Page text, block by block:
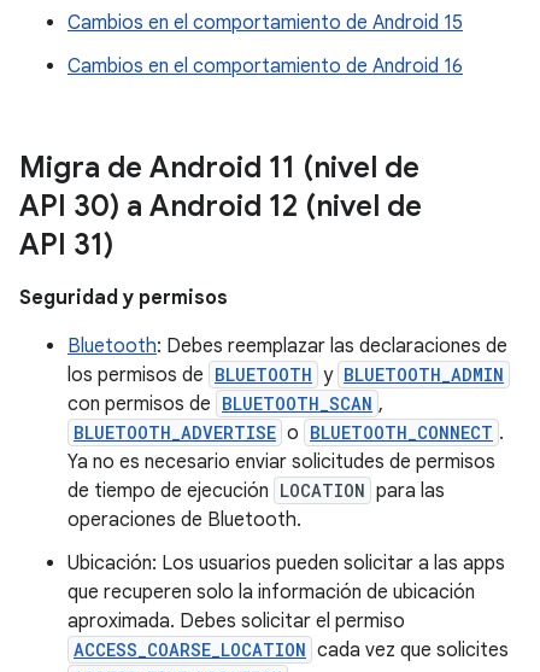
Cambios en el comportamiento de Android 15
Cambios en el comportamiento de Android 16
Migra de Android 11 (nivel de
API 30) a Android 12 (nivel de
API 31)
Seguridad y permisos
Bluetooth: Debes reemplazar las declaraciones de
los permisos de BLUETOOTH y BLUETOOTH_ADMIN
con permisos de BLUETOOTH_SCAN ,
BLUETOOTH_ADVERTISE o BLUETOOTH_CONNECT .
Ya no es necesario enviar solicitudes de permisos
de tiempo de ejecución LOCATION para las
operaciones de Bluetooth.
Ubicación: Los usuarios pueden solicitar a las apps
que recuperen solo la información de ubicación
aproximada. Debes solicitar el permiso
ACCESS_COARSE_LOCATION cada vez que solicites